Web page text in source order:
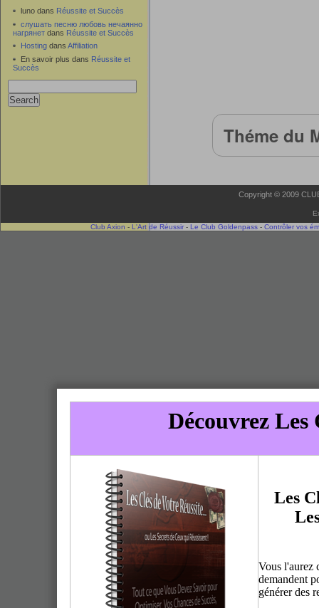
luno dans Réussite et Succès
слушать песню любовь нечаянно
нагрянет dans Réussite et Succès
Hosting dans Affiliation
En savoir plus dans Réussite et
Succès
Théme du
Copyright © 2009
Club Axion - L'Art de Réussir - Le Club Goldenpass - Contrôler vos